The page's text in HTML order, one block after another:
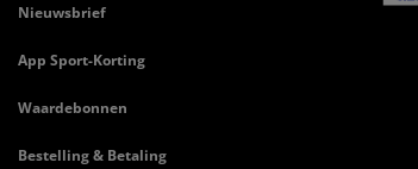
Nieuwsbrief
App Sport-Korting
Waardebonnen
Bestelling & Betaling